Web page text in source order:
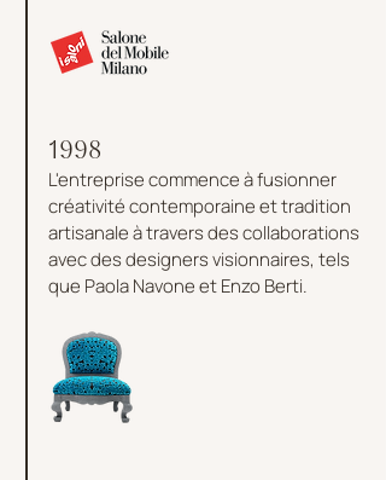
1998
L'entreprise commence à fusionner
créativité contemporaine et tradition
artisanale à travers des collaborations
avec des designers visionnaires, tels
que Paola Navone et Enzo Berti.